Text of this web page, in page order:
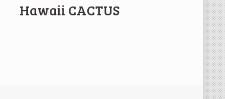
Hawaii CACTUS